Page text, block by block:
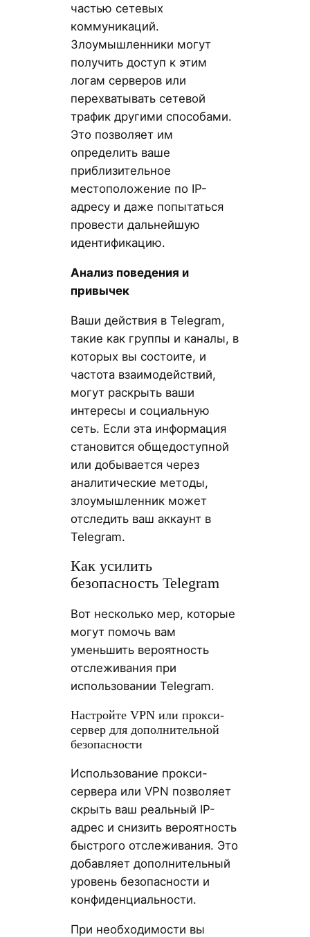
частью сетевых
коммуникаций.
Злоумышленники могут
получить доступ к этим
логам серверов или
перехватывать сетевой
трафик другими способами.
Это позволяет им
определить ваше
приблизительное
местоположение по IP-
адресу и даже попытаться
провести дальнейшую
идентификацию.
Анализ поведения и
привычек
Ваши действия в Telegram,
такие как группы и каналы, в
которых вы состоите, и
частота взаимодействий,
могут раскрыть ваши
интересы и социальную
сеть. Если эта информация
становится общедоступной
или добывается через
аналитические методы,
злоумышленник может
отследить ваш аккаунт в
Telegram.
Как усилить
безопасность Telegram
Вот несколько мер, которые
могут помочь вам
уменьшить вероятность
отслеживания при
использовании Telegram.
Настройте VPN или прокси-
сервер для дополнительной
безопасности
Использование прокси-
сервера или VPN позволяет
скрыть ваш реальный IP-
адрес и снизить вероятность
быстрого отслеживания. Это
добавляет дополнительный
уровень безопасности и
конфиденциальности.
При необходимости вы